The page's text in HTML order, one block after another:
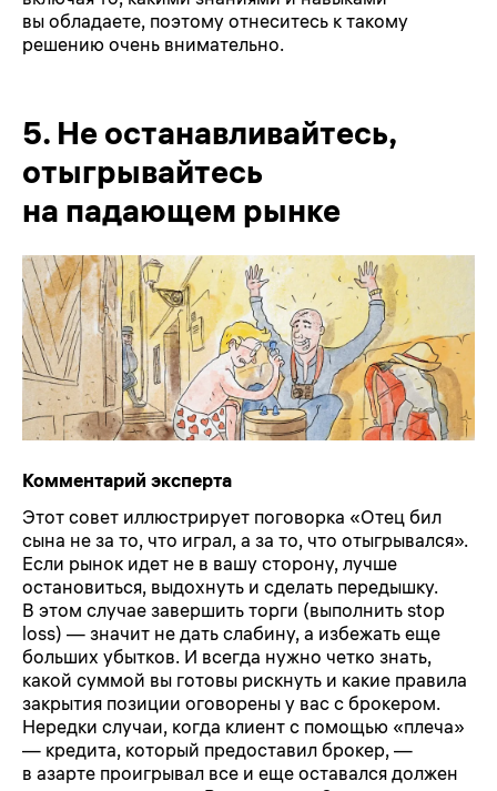
вы обладаете, поэтому отнеситесь к такому
решению очень внимательно.
5. Не останавливайтесь,
отыгрывайтесь
на падающем рынке
Комментарий эксперта
Этот совет иллюстрирует поговорка «Отец бил
сына не за то, что играл, а за то, что отыгрывался».
Если рынок идет не в вашу сторону, лучше
остановиться, выдохнуть и сделать передышку.
В этом случае завершить торги (выполнить stop
loss) — значит не дать слабину, а избежать еще
больших убытков. И всегда нужно четко знать,
какой суммой вы готовы рискнуть и какие правила
закрытия позиции оговорены у вас с брокером.
Нередки случаи, когда клиент с помощью «плеча»
— кредита, который предоставил брокер, —
в азарте проигрывал все и еще оставался должен